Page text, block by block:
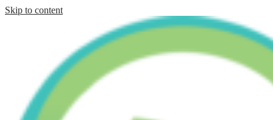
Skip to content